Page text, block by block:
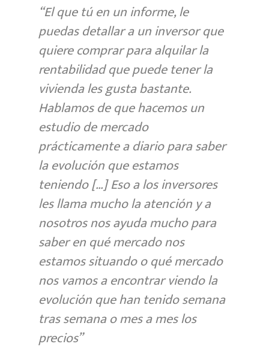
“El que tú en un informe, le
puedas detallar a un inversor que
quiere comprar para alquilar la
rentabilidad que puede tener la
vivienda les gusta bastante.
Hablamos de que hacemos un
estudio de mercado
prácticamente a diario para saber
la evolución que estamos
teniendo […] Eso a los inversores
les llama mucho la atención y a
nosotros nos ayuda mucho para
saber en qué mercado nos
estamos situando o qué mercado
nos vamos a encontrar viendo la
evolución que han tenido semana
tras semana o mes a mes los
precios”